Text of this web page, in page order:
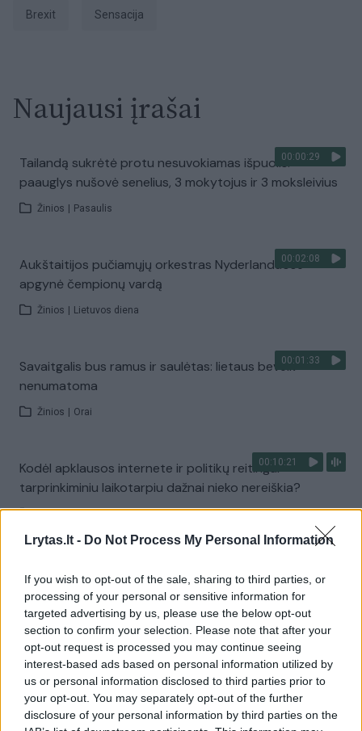
Lrytas.lt - Do Not Process My Personal Information
If you wish to opt-out of the sale, sharing to third parties, or
processing of your personal or sensitive information for
targeted advertising by us, please use the below opt-out
section to confirm your selection. Please note that after your
opt-out request is processed you may continue seeing
interest-based ads based on personal information utilized by
us or personal information disclosed to third parties prior to
your opt-out. You may separately opt-out of the further
disclosure of your personal information by third parties on the
Brexit sensacija
Naujausi įrašai
00:00:29
Tailandą sukrėtė protu nesuvokiamas išpuolis:
paauglys nušovė senelius, 3 mokytojus ir 3 moksleivius
Žinios Pasaulis
00:02:08
Aukštaitijos pučiamųjų orkestras Nyderlanduose
apgynė čempionų vardą
Žinios Lietuvos diena
00:01:33
Savaitgalis bus ramus ir saulėtas: lietaus beveik
nenumatoma
Žinios Orai
00:10:21
Kodėl apklausos internete ir politikų reitingai
tarprinkiminiu laikotarpiu dažnai nieko nereiškia?
Laidos | Informacinis skydas
Žiūrimiausi įrašai
00:00:30
Vaizdai iš tragiškos avarijos Vilniaus r.: dviejų moterų ir
vaiko gyvybių išgelbėti nepavyko